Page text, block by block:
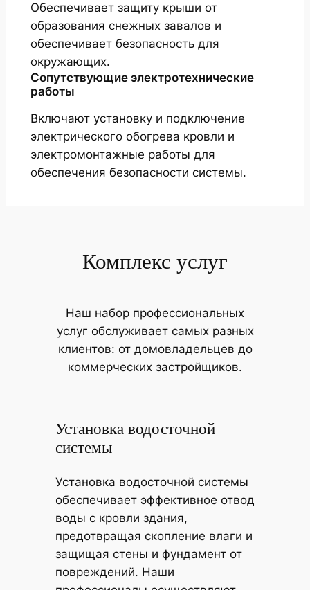
Обеспечивает защиту крыши от
образования снежных завалов и
обеспечивает безопасность для
окружающих.
Сопутствующие электротехнические
работы
Включают установку и подключение
электрического обогрева кровли и
электромонтажные работы для
обеспечения безопасности системы.
Комплекс услуг
Наш набор профессиональных
услуг обслуживает самых разных
клиентов: от домовладельцев до
коммерческих застройщиков.
Установка водосточной
системы
Установка водосточной системы
обеспечивает эффективное отвод
воды с кровли здания,
предотвращая скопление влаги и
защищая стены и фундамент от
повреждений. Наши